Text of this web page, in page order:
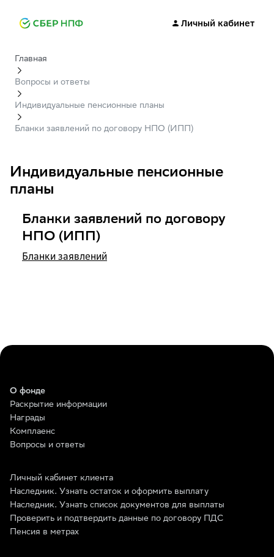
Личный кабинет
Главная
Вопросы и ответы
Индивидуальные пенсионные планы
Бланки заявлений по договору НПО (ИПП)
Индивидуальные пенсионные
планы
Бланки заявлений по договору
НПО (ИПП)
Бланки заявлений
О фонде
Раскрытие информации
Награды
Комплаенс
Вопросы и ответы
Личный кабинет клиента
Наследник. Узнать остаток и оформить выплату
Наследник. Узнать список документов для выплаты
Проверить и подтвердить данные по договору ПДС
Пенсия в метрах